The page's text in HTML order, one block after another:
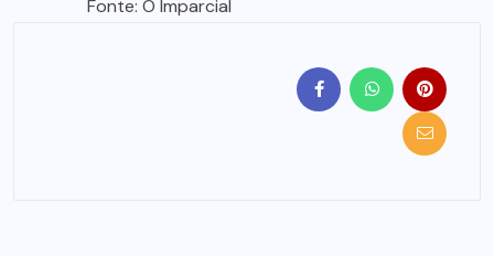
Fonte: O Imparcial